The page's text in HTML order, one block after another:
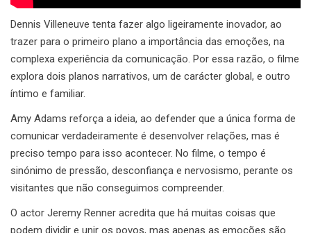
Dennis Villeneuve tenta fazer algo ligeiramente inovador, ao
trazer para o primeiro plano a importância das emoções, na
complexa experiência da comunicação. Por essa razão, o filme
explora dois planos narrativos, um de carácter global, e outro
íntimo e familiar.
Amy Adams reforça a ideia, ao defender que a única forma de
comunicar verdadeiramente é desenvolver relações, mas é
preciso tempo para isso acontecer. No filme, o tempo é
sinónimo de pressão, desconfiança e nervosismo, perante os
visitantes que não conseguimos compreender.
O actor Jeremy Renner acredita que há muitas coisas que
podem dividir e unir os povos, mas apenas as emoções são